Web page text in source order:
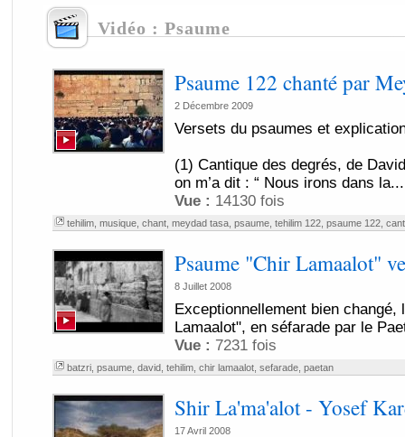
Vidéo : Psaume
Psaume 122 chanté par
2 Décembre 2009
Versets du psaumes et
(1) Cantique des degrés, de
on m’a dit : “ Nous irons dans la...
Vue : 14130 fois
tehilim, musique, chant, meydad tasa, psaume, tehilim 122, psaume 122,
Psaume "Chir Lamaalot"
8 Juillet 2008
Exceptionnellement bien changé,
Lamaalot", en séfarade par le
Vue : 7231 fois
batzri, psaume, david, tehilim, chir lamaalot, sefarade, paetan
Shir La'ma'alot - Yosef
17 Avril 2008